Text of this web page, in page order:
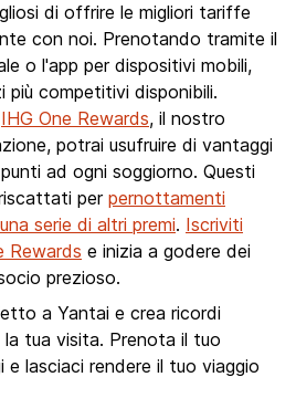
di offrire le migliori tariffe
con noi. Prenotando tramite il
o l'app per dispositivi mobili,
più competitivi disponibili.
IHG One Rewards, il nostro
potrai usufruire di vantaggi
ad ogni soggiorno. Questi
per pernottamenti
serie di altri premi. Iscriviti
Rewards e inizia a godere dei
prezioso.
a Yantai e crea ricordi
tua visita. Prenota il tuo
lasciaci rendere il tuo viaggio